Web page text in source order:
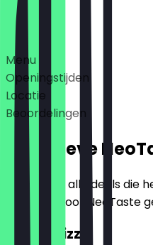
Deals
Menu
Openingstijden
Locatie
Beoordelingen
Exclusieve
Hier vind je alle deals die
aanbiedt voor NeoTaste
2voor1 Pizza